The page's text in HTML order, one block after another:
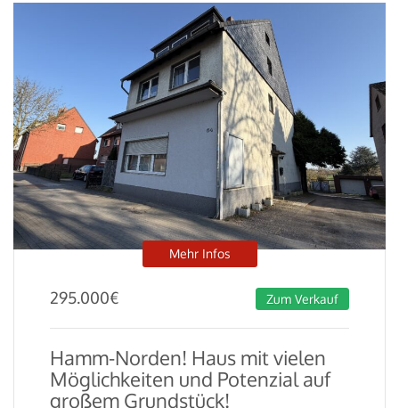
Mehr Infos
295.000€ Zum Verkauf
Hamm-Norden! Haus mit vielen
Möglichkeiten und Potenzial auf
großem Grundstück!